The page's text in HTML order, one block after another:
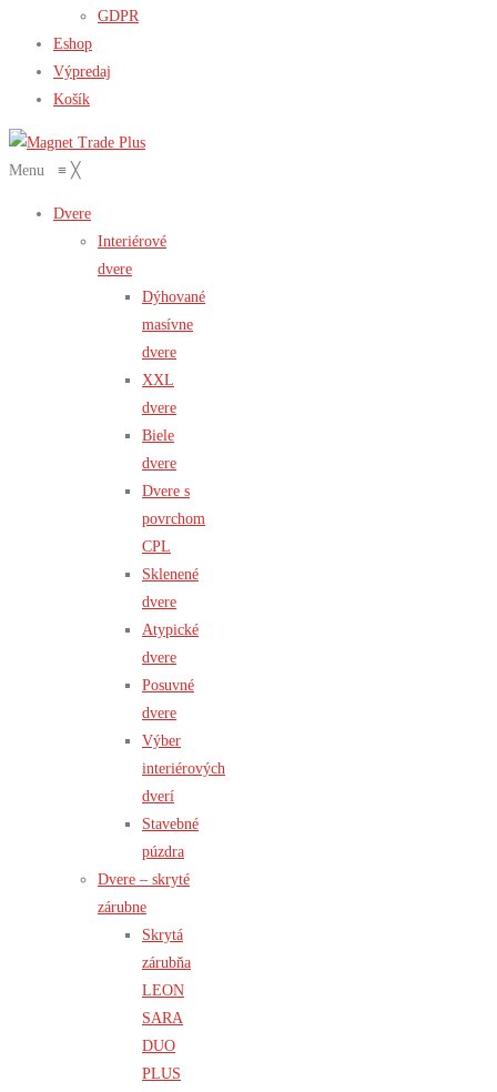
GDPR
Eshop
Výpredaj
Košík
Menu ≡ ╳
Dvere
Interiérové
dvere
Dýhované
masívne
dvere
XXL
dvere
Biele
dvere
Dvere s
povrchom
CPL
Sklenené
dvere
Atypické
dvere
Posuvné
dvere
Výber
interiérových
dverí
Stavebné
púzdra
Dvere – skryté
zárubne
Skrytá
zárubňa
LEON
SARA
DUO
PLUS